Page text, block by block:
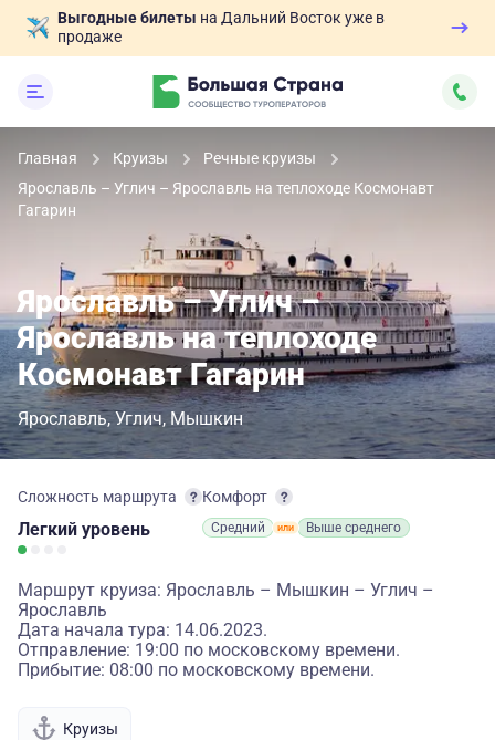
Выгодные билеты на Дальний Восток уже в
продаже
Главная Круизы
Речные круизы
Ярославль – Углич – Ярославль на теплоходе Космонавт
Гагарин
Ярославль – Углич –
Ярославль на теплоходе
Космонавт Гагарин
Ярославль Углич Мышкин
Сложность маршрута
Легкий уровень
Комфорт
Средний Выше среднего
Маршрут круиза: Ярославль – Мышкин – Углич –
Ярославль
Дата начала тура: 14.06.2023.
Отправление: 19:00 по московскому времени.
Прибытие: 08:00 по московскому времени.
Круизы